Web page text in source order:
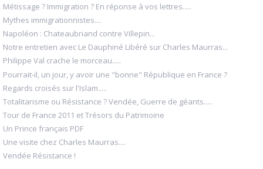
Métissage ? Immigration ? En réponse à vos lettres.....
Mythes immigrationnistes....
Napoléon : Chateaubriand contre Villepin...
Notre entretien avec Le Dauphiné Libéré sur Charles Maurras...
Philippe Val crache le morceau.....
Pourrait-il, un jour, y avoir une "bonne" République en France ?
Regards croisés sur l'Islam.....
Totalitarisme ou Résistance ? Vendée, Guerre de géants.....
Tour de France 2011 et Trésors du Patrimoine
Un Prince français PDF
Une visite chez Charles Maurras....
Vendée Résistance !